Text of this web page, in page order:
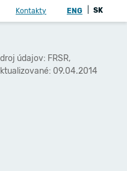
Kontakty ENG SK
údajov: FRSR,
09.04.2014